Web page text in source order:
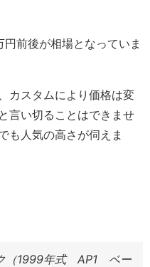
前後が相場となっていま
カスタムにより価格は変
言い切ることはできませ
も人気の高さが伺えま
（1999年式 AP1 ベー